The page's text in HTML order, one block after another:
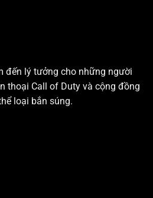
đến lý tưởng cho những người
thoại Call of Duty và cộng đồng
loại bắn súng.